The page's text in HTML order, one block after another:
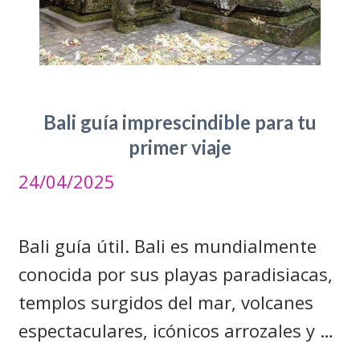
Bali guía imprescindible para tu
primer viaje
24/04/2025
Bali guía útil. Bali es mundialmente
conocida por sus playas paradisiacas,
templos surgidos del mar, volcanes
espectaculares, icónicos arrozales y …